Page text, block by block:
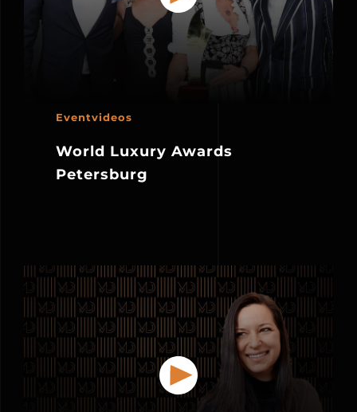
Eventvideos
World Luxury Awards
Petersburg